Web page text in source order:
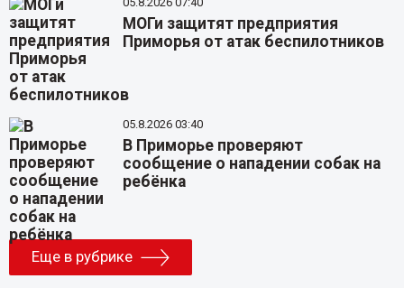
МОГи защитят предприятия
Приморья от атак беспилотников
05.8.2026 03:40
В Приморье проверяют
сообщение о нападении собак на
ребёнка
Еще в рубрике